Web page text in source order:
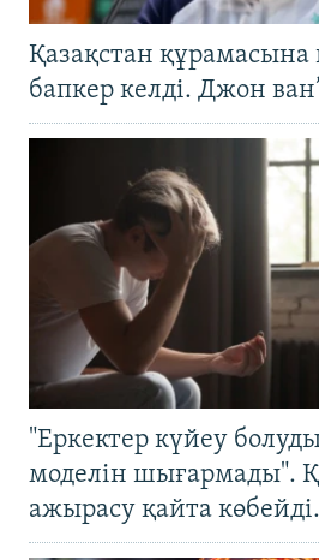
Қазақстан құрамасына
бапкер келді. Джон
"Еркектер күйеу
моделін шығармады".
ажырасу қайта